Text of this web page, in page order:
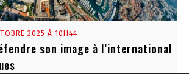
2025 À 10H44
son image à l’international